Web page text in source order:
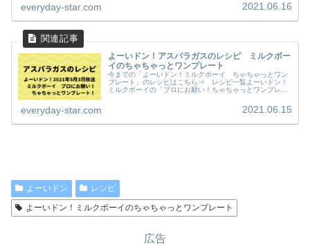
everyday-star.com 2021.06.16
よーいドン！アスパラガスのレシピ ミルクボー
イのちゃちゃっとワンプレート
今までの「よーいドン！ミルクボーイ ちゃちゃっとワン
プレート」のレシピはこちら⇒ レシピ一覧よーいドン！
ミルクボーイの「プロにお願い！ちゃちゃっとワンプレー
everyday-star.com 2021.06.15
よーいドン
レシピ
よーいドン！ミルクボーイのちゃちゃっとワンプレート
広告